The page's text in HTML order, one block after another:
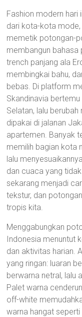
Fashion modern hari
dari kota-kota
memetik potongan-
membangun bahasa
trench panjang ala
membingkai bahu,
bebas. Di platform
Skandinavia
Selatan, lalu
dipakai di jalanan
apartemen. Banyak
memilih bagian kota
lalu
dan cuaca yang
sekarang menjadi
tekstur, dan
tropis kita.
Menggabungkan
Indonesia menuntut
dan aktivitas harian.
yang ringan: luaran
berwarna netral, lalu
Palet warna
off-white
warna hangat